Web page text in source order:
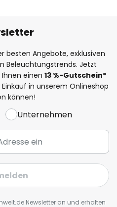
besten Angebote, exklusiven
Beleuchtungstrends. Jetzt
einen 13 %-Gutschein*
in unserem Onlineshop
können!
Unternehmen
Newsletter an und erhalten